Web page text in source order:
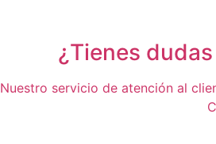
¿Tienes
Nuestro servicio de atención al